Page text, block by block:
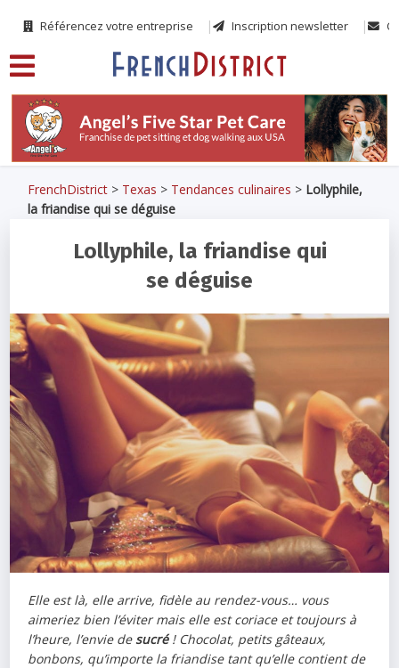
Référencez votre entreprise Inscription newsletter
FrenchDistrict > Texas > Tendances culinaires > Lollyphile,
la friandise qui se déguise
Lollyphile, la friandise qui
se déguise
Elle est là, elle arrive, fidèle au rendez-vous… vous
aimeriez bien l’éviter mais elle est coriace et toujours à
l’heure, l’envie desucré! Chocolat, petits gâteaux,
bonbons, qu’importe la friandise tant qu’elle contient de